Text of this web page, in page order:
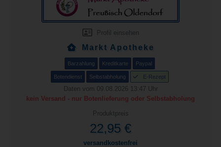
Profil einsehen
Markt Apotheke
Barzahlung Kreditkarte Paypal
Botendienst Selbstabholung E-Rezept
Daten vom 09.08.2026 13:47 Uhr
kein Versand - nur Botenlieferung oder Selbstabholung
Produktpreis
22,95 €
versandkostenfrei